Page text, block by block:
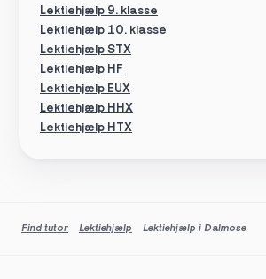
Lektiehjælp 9. klasse
Lektiehjælp 10. klasse
Lektiehjælp HF
Lektiehjælp EUX
Lektiehjælp STX
Lektiehjælp HHX
Lektiehjælp HTX
Find tutor Lektiehjælp Lektiehjælp i Dalmose